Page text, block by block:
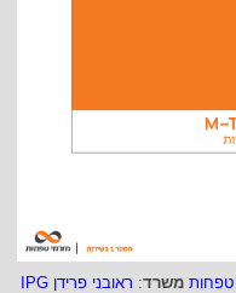
טפחות משרד: ראובני פרידן IPG